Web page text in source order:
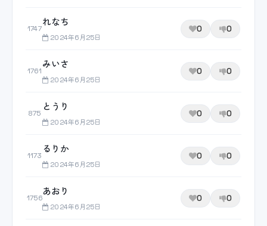
1747
れなち
2024年6月25日
0 0
1761
みいさ
2024年6月25日
0 0
875
とうり
2024年6月25日
0 0
1173
るりか
2024年6月25日
0 0
1756
あおり
2024年6月25日
0 0